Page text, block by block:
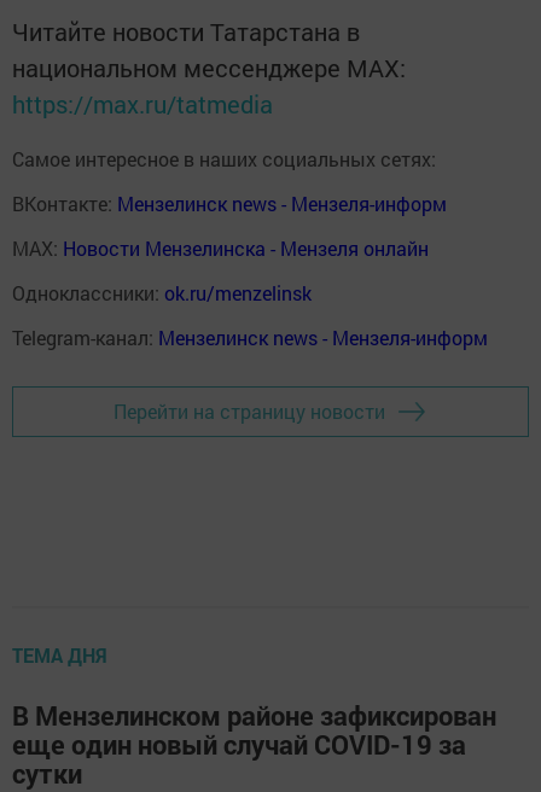
Читайте новости Татарстана в
национальном мессенджере MАХ:
https://max.ru/tatmedia
Самое интересное в наших социальных сетях:
ВКонтакте: Мензелинск news - Мензеля-информ
MAX: Новости Мензелинска - Мензеля онлайн
Одноклассники: ok.ru/menzelinsk
Telegram-канал: Мензелинск news - Мензеля-информ
Перейти на страницу новости
ТЕМА ДНЯ
В Мензелинском районе зафиксирован
еще один новый случай COVID-19 за
сутки